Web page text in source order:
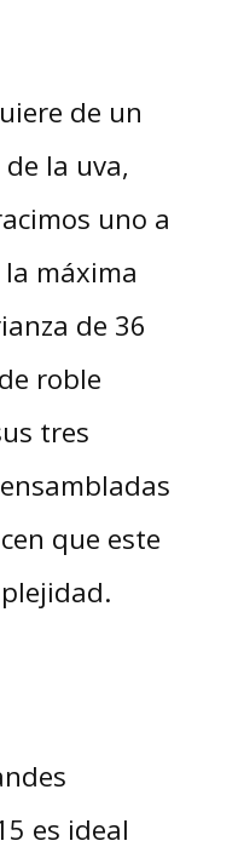
de un
la uva,
uno a
máxima
de 36
roble
tres
que este
es ideal